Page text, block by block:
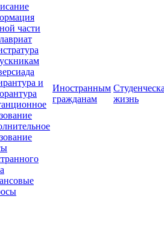
части
и
Иностранным
гражданам
жизнь